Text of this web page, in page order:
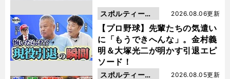
【プロ野球】先輩たちの気遣い
に「もうできへんな」。金村義
明＆大塚光二が明かす引退エピ
ソード！
2026.08.06更新
スポルティーバ
動画
2026.08.05更新
スポルティーバ